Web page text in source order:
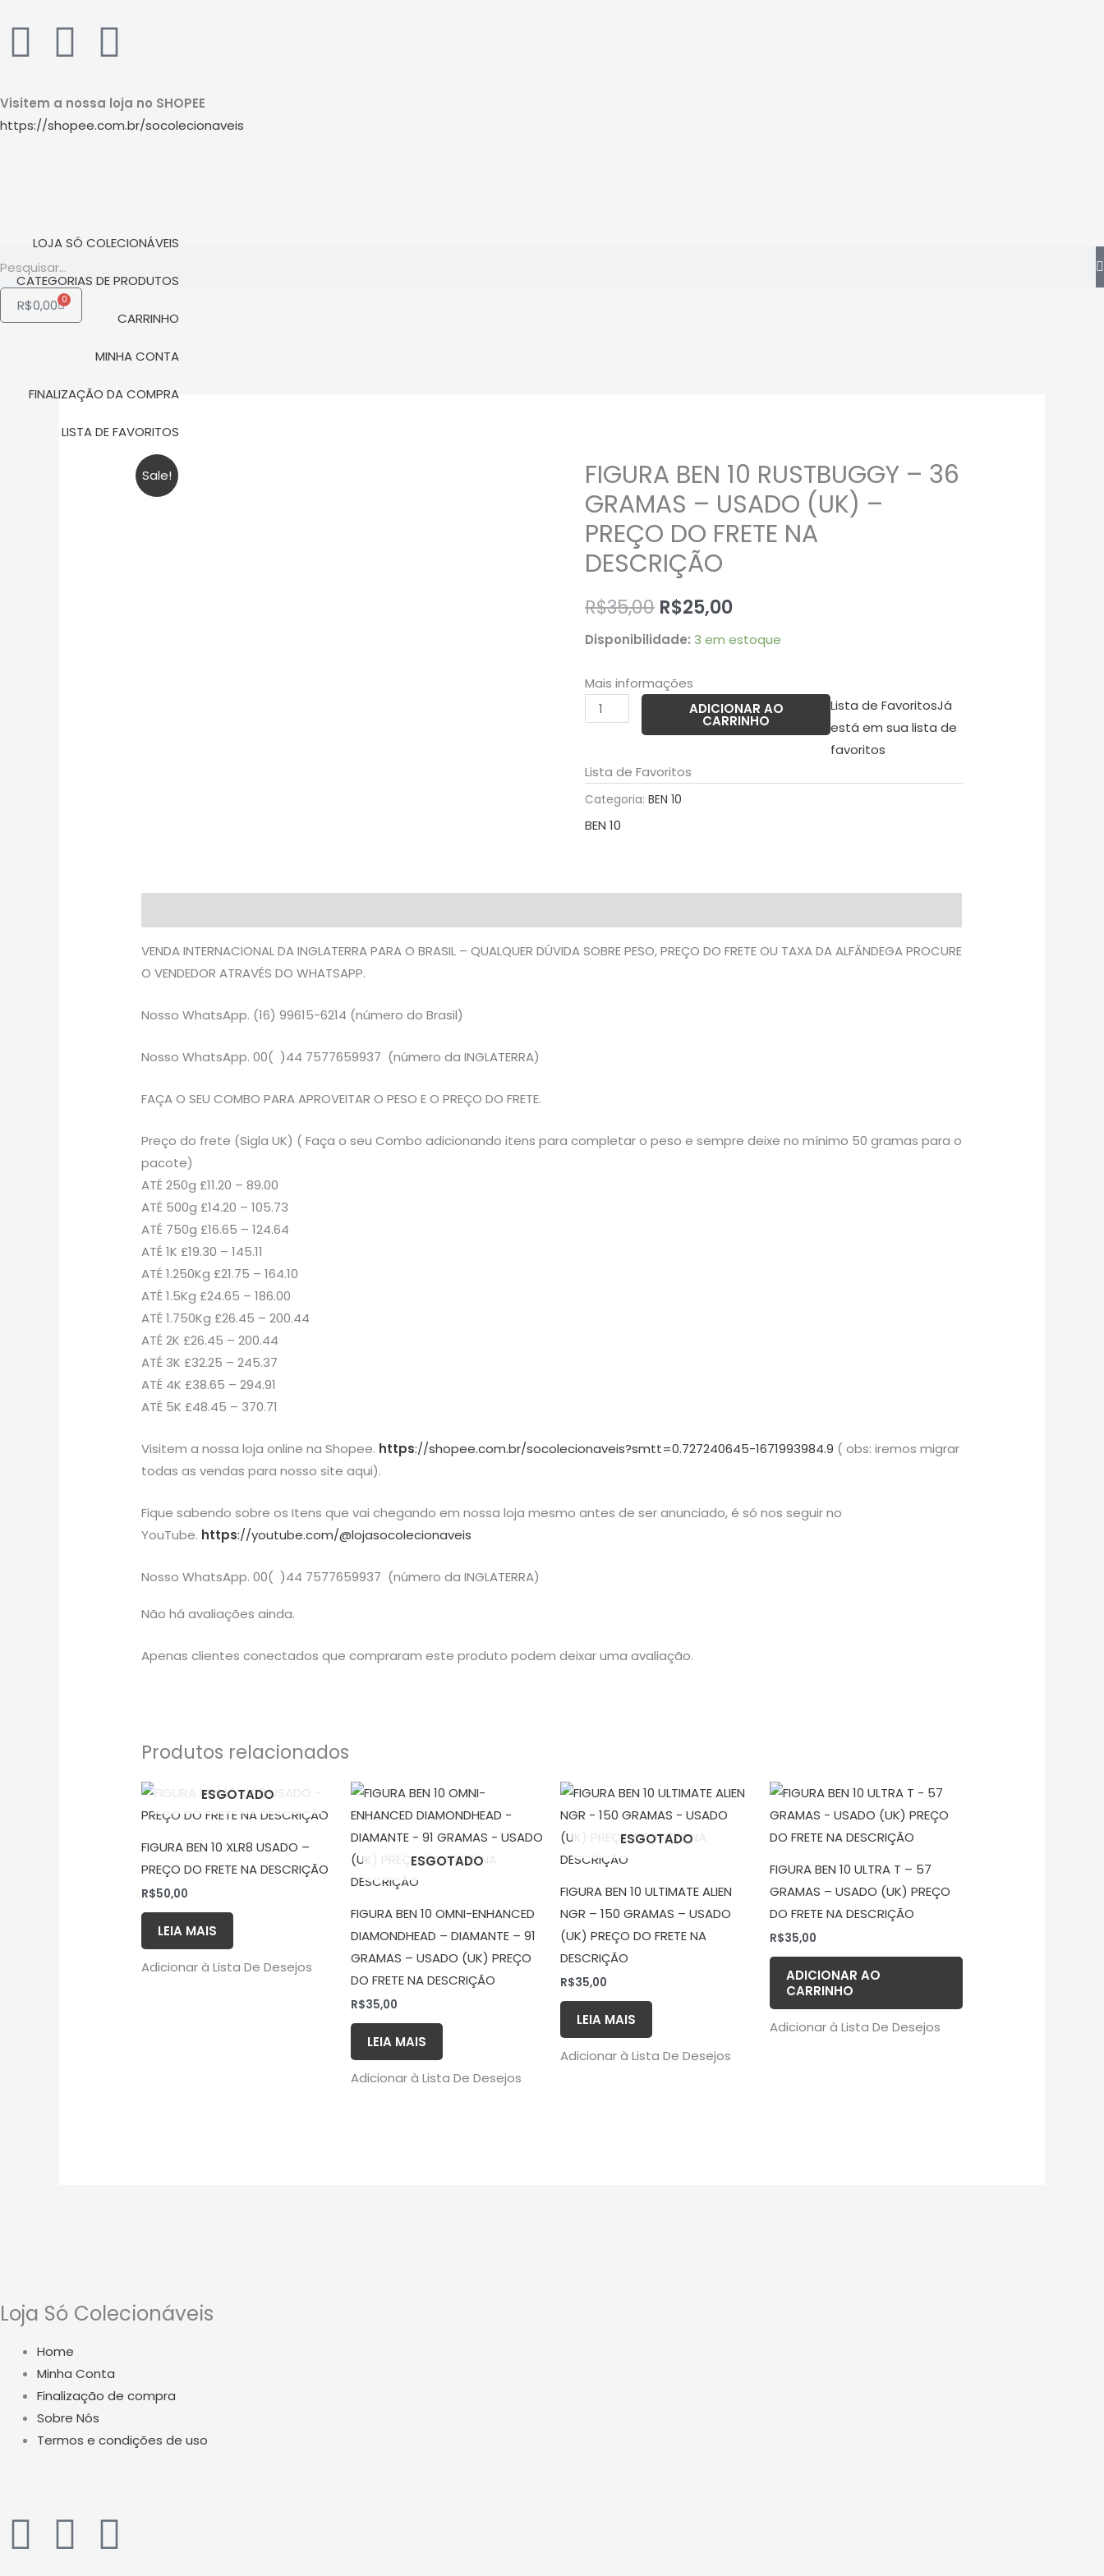
paraW
h
a
a
p
p
I
s
g
r
a
m
Y
o
u
b
e
Visitem a nossa loja no SHOPEE
https://shopee.com.br/socolecionaveis
LOJA SÓ COLECIONÁVEIS
CATEGORIAS DE PRODUTOS
CARRINHO
MINHA CONTA
FINALIZAÇÃO DA COMPRA
LISTA DE FAVORITOS
R$0,00 0
Carrinho
Sale!
FIGURA BEN 10 RUSTBUGGY – 36
GRAMAS – USADO (UK) –
PREÇO DO FRETE NA
DESCRIÇÃO
R$35,00
O
preço
original
era:
R$35,00.
R$25,00
O
preço
atual
R$25,00.
Disponibilidade: 3 em estoque
Mais informações
FIGURA
BEN
10
RUSTBUGGY
-
GRAMAS
USADO
-
PREÇO
NA
DESCRIÇÃO
quantidade
ADICIONAR AO
CARRINHO
Lista de FavoritosJá
está em sua lista de
favoritos
Lista de Favoritos
Categoria: BEN 10
BEN 10
VENDA INTERNACIONAL DA INGLATERRA PARA O BRASIL – QUALQUER DÚVIDA SOBRE PESO, PREÇO DO FRETE OU TAXA DA ALFÂNDEGA PROCURE
O VENDEDOR ATRAVÉS DO WHATSAPP.
Nosso WhatsApp. (16) 99615-6214 (número do Brasil)
Nosso WhatsApp. 00( )44 7577659937 (número da INGLATERRA)
FAÇA O SEU COMBO PARA APROVEITAR O PESO E O PREÇO DO FRETE.
Preço do frete (Sigla UK) ( Faça o seu Combo adicionando itens para completar o peso e sempre deixe no mínimo 50 gramas para o
pacote)
ATÉ 250g £11.20 – 89.00
ATÉ 500g £14.20 – 105.73
ATÉ 750g £16.65 – 124.64
ATÉ 1K £19.30 – 145.11
ATÉ 1.250Kg £21.75 – 164.10
ATÉ 1.5Kg £24.65 – 186.00
ATÉ 1.750Kg £26.45 – 200.44
ATÉ 2K £26.45 – 200.44
ATÉ 3K £32.25 – 245.37
ATÉ 4K £38.65 – 294.91
ATÉ 5K £48.45 – 370.71
Visitem a nossa loja online na Shopee. https://shopee.com.br/socolecionaveis?smtt=0.727240645-1671993984.9 ( obs: iremos migrar
todas as vendas para nosso site aqui).
Fique sabendo sobre os Itens que vai chegando em nossa loja mesmo antes de ser anunciado, é só nos seguir no
YouTube. https://youtube.com/@lojasocolecionaveis
Nosso WhatsApp. 00( )44 7577659937 (número da INGLATERRA)
Não há avaliações ainda.
Apenas clientes conectados que compraram este produto podem deixar uma avaliação.
Produtos relacionados
ESGOTADO
FIGURA BEN 10 XLR8 USADO –
PREÇO DO FRETE NA DESCRIÇÃO
R$50,00
LEIA MAIS
Adicionar à Lista De Desejos
ESGOTADO
FIGURA BEN 10 OMNI-ENHANCED
DIAMONDHEAD – DIAMANTE – 91
GRAMAS – USADO (UK) PREÇO
DO FRETE NA DESCRIÇÃO
R$35,00
LEIA MAIS
Adicionar à Lista De Desejos
ESGOTADO
FIGURA BEN 10 ULTIMATE ALIEN
NGR – 150 GRAMAS – USADO
(UK) PREÇO DO FRETE NA
DESCRIÇÃO
R$35,00
LEIA MAIS
Adicionar à Lista De Desejos
FIGURA BEN 10 ULTRA T – 57
GRAMAS – USADO (UK) PREÇO
DO FRETE NA DESCRIÇÃO
R$35,00
ADICIONAR AO
CARRINHO
Adicionar à Lista De Desejos
Loja Só Colecionáveis
Home
Minha Conta
Finalização de compra
Sobre Nós
Termos e condições de uso
WI Y